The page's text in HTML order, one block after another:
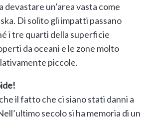
devastare un’area vasta come
Di solito gli impatti passano
i tre quarti della superficie
da oceani e le zone molto
piccole.
il fatto che ci siano stati danni a
secolo si ha memoria di un